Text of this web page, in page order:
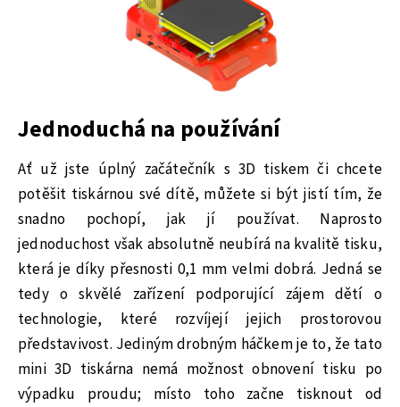
Jednoduchá na používání
Ať už jste úplný začátečník s 3D tiskem či chcete
potěšit tiskárnou své dítě, můžete si být jistí tím, že
snadno pochopí, jak jí používat. Naprosto
jednoduchost však absolutně neubírá na kvalitě tisku,
která je díky přesnosti 0,1 mm velmi dobrá. Jedná se
tedy o skvělé zařízení podporující zájem dětí o
technologie, které rozvíjejí jejich prostorovou
představivost. Jediným drobným háčkem je to, že tato
mini 3D tiskárna nemá možnost obnovení tisku po
výpadku proudu; místo toho začne tisknout od